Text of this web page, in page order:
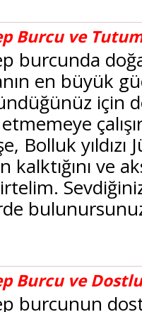
Burcu ve
burcunda
en büyük
için
Bolluk
ve
Burcu ve
burcunun